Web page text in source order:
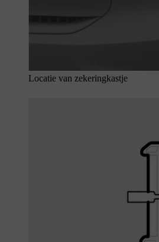
Locatie van zekeringkastje